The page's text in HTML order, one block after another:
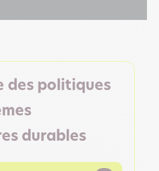
des politiques
durables